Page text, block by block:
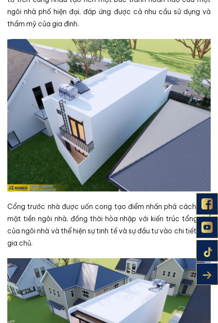
ngôi nhà phố hiện đại, đáp ứng được cả nhu cầu sử dụng và
thẩm mỹ của gia đình.
Cổng trước nhà được uốn cong tạo điểm nhấn phá cách cho
mặt tiền ngôi nhà, đồng thời hòa nhập với kiến trúc tổng thể
của ngôi nhà và thể hiện sự tinh tế và sự đầu tư vào chi tiết của
gia chủ.